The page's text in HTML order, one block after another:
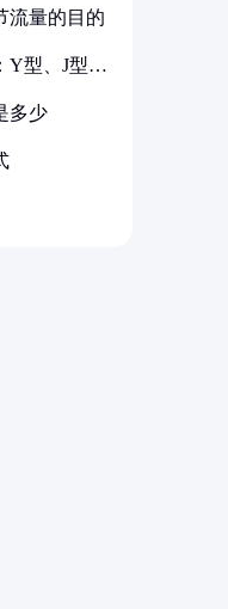
流量的目的
Y型、J型、
多少